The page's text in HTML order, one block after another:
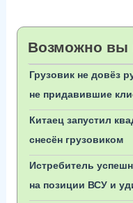
Возможно вы
Грузовик не довёз
не придавившие
Китаец запустил
снесён грузовиком
Истребитель
на позиции ВСУ и